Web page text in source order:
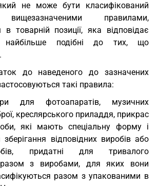
не може бути класифікований
правилами,
в товарній позиції, яка відповідає
подібні до тих, що
до наведеного до зазначених
такі правила:
для фотоапаратів, музичних
креслярського приладдя, прикрас
які мають спеціальну форму і
відповідних виробів або
придатні для тривалого
разом з виробами, для яких вони
разом з упакованими в